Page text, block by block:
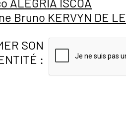
Bruno KERVYN DE
SON
: